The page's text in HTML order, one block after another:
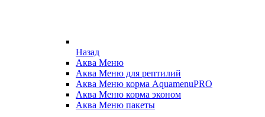
Назад
Аква Меню
Аква Меню для рептилий
Аква Меню корма AquamenuPRO
Аква Меню корма эконом
Аква Меню пакеты